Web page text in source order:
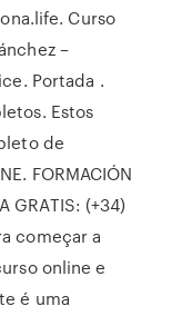
Curso
–
Portada .
Estos
de
FORMACIÓN
GRATIS: (+34)
começar a
online e
é uma